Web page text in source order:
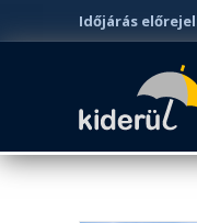
Időjárás